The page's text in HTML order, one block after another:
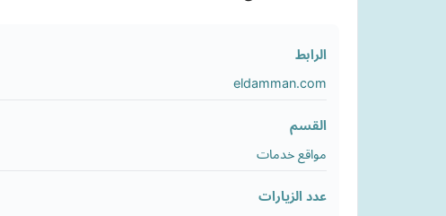
الرابط
eldamman.com
القسم
مواقع خدمات
عدد الزيارات